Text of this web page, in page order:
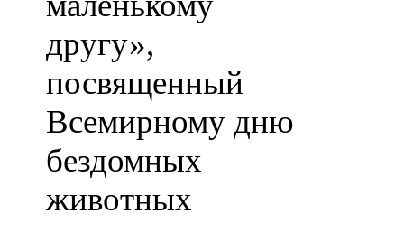
другу»,
посвященный
Всемирному дню
бездомных
животных